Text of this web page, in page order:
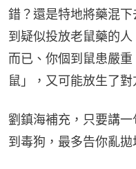
錯？還是特地將藥混
到疑似投放老鼠藥的
而已、你個到鼠患嚴
鼠」，又可能放生了對
劉鎮海補充，只要講
到毒狗，最多告你亂